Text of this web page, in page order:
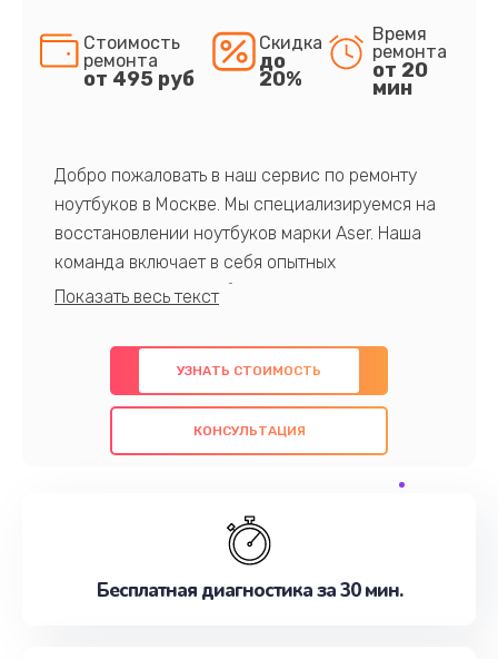
Стоимость
ремонта
от 495 руб
Скидка
до
20%
Время
ремонта
от 20
мин
Добро пожаловать в наш сервис по ремонту
ноутбуков в Москве. Мы специализируемся на
восстановлении ноутбуков марки Aser. Наша
команда включает в себя опытных
профессионалов с обширными знаниями и
предлагаем быстрый и качественный ремонт с
использованием оригинальных компонентов, а
также гарантируем качество всех
проведенных работ. Наша цель - предоставить
обслуживание, удовлетворяя их потребности
наилучшим образом. Не медлите записаться на
УЗНАТЬ СТОИМОСТЬ
КОНСУЛЬТАЦИЯ
Бесплатная диагностика за 30 мин.